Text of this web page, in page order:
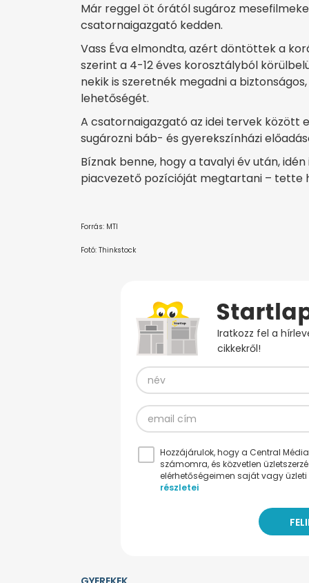
Már reggel öt órától sugároz
csatornaigazgató kedden.
Vass Éva elmondta, azért döntöttek a
szerint a 4-12 éves korosztályból
nekik is szeretnék megadni a
lehetőségét.
A csatornaigazgató az idei tervek
sugározni báb- és gyerekszínházi
Bíznak benne, hogy a tavalyi év után,
piacvezető pozícióját megtartani – tette
Forrás: MTI
Fotó: Thinkstock
Iratkozz fel a
cikkekről!
Hozzájárulok, hogy a Central
számomra, és közvetlen
elérhetőségeimen saját vagy
részletei